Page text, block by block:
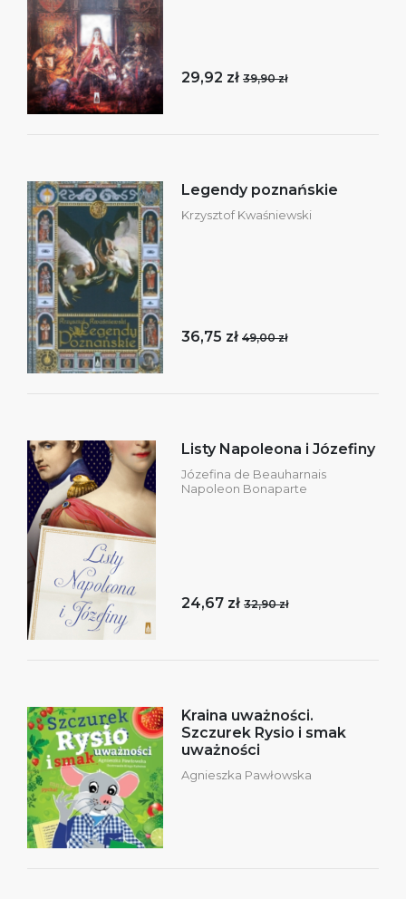
29,92 zł 39,90 zł
Legendy poznańskie
Krzysztof Kwaśniewski
36,75 zł 49,00 zł
Listy Napoleona i Józefiny
Józefina de Beauharnais
Napoleon Bonaparte
24,67 zł 32,90 zł
Kraina uważności.
Szczurek Rysio i smak
uważności
Agnieszka Pawłowska